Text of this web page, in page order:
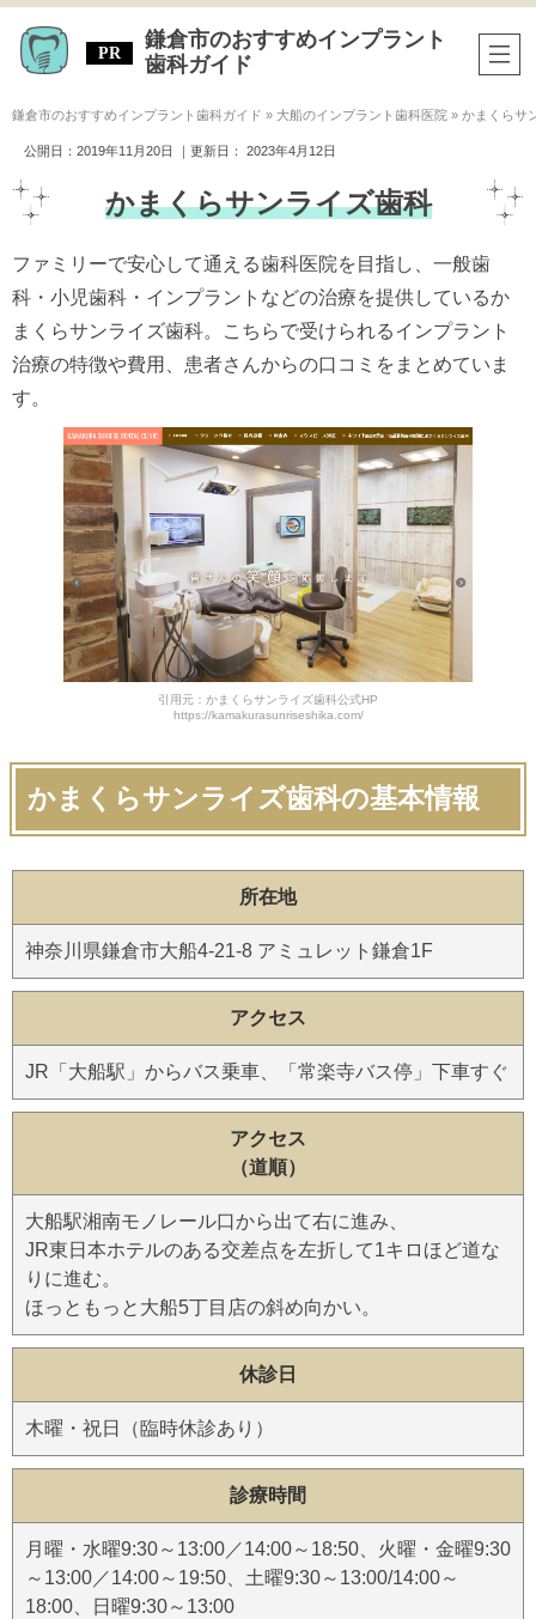
鎌倉市のおすすめインプラント
歯科ガイド
鎌倉市のおすすめインプラント歯科ガイド » 大船のインプラント歯科医院 » かまくらサ
公開日： 2019年11月20日 ｜更新日： 2023年4月12日
かまくらサンライズ歯科
ファミリーで安心して通える歯科医院を目指し、一般歯
科・小児歯科・インプラントなどの治療を提供しているか
まくらサンライズ歯科。こちらで受けられるインプラント
治療の特徴や費用、患者さんからの口コミをまとめていま
す。
引用元：かまくらサンライズ歯科公式HP
https://kamakurasunriseshika.com/
かまくらサンライズ歯科の基本情報
所在地
神奈川県鎌倉市大船4-21-8 アミュレット鎌倉1F
アクセス
JR「大船駅」からバス乗車、「常楽寺バス停」下車すぐ
アクセス
（道順）
大船駅湘南モノレール口から出て右に進み、
JR東日本ホテルのある交差点を左折して1キロほど道な
りに進む。
ほっともっと大船5丁目店の斜め向かい。
休診日
木曜・祝日（臨時休診あり）
診療時間
月曜・水曜9:30～13:00／14:00～18:50、火曜・金曜9:30
～13:00／14:00～19:50、土曜9:30～13:00/14:00～
18:00、日曜9:30～13:00